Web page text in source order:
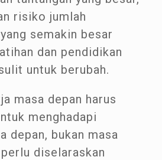
risiko jumlah
semakin besar
dan pendidikan
untuk berubah.
masa depan harus
menghadapi
depan, bukan masa
diselaraskan